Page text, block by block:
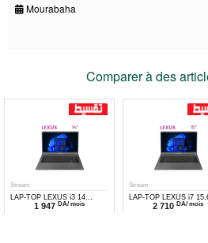
Mourabaha
Comparer à des
Stream
LAP-TOP LEXUS i3 14
Pouces1 947 DA/ mois
Stream
LAP-TOP LEXUS i7
Pouces2 710 DA/ mois